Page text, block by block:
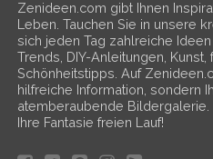
Zenideen.com gibt Ihnen
Leben. Tauchen Sie in unsere
sich jeden Tag zahlreiche
Trends, DIY-Anleitungen,
Schönheitstipps. Auf
hilfreiche Information, sondern
atemberaubende
Ihre Fantasie freien Lauf!